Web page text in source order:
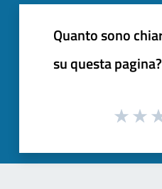
Quanto sono
su questa pagina?